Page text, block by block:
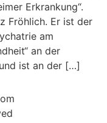
Erkrankung“.
Fröhlich. Er ist der
am
an der
ist an der […]